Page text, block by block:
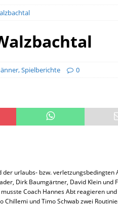
,Spielberichte 0
der urlaubs- bzw. verletzungsbedingten
Dirk Baumgärtner, David Klein und
Coach Hannes Abt reagieren
Chillemi und Timo Schwab zwei